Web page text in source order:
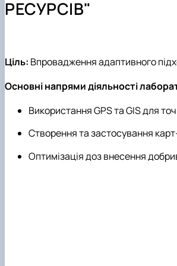
РЕСУРСІВ"
Ціль: Впровадження адаптивного
Основні напрями діяльності
Використання GPS та GIS для
Створення та застосування
Оптимізація доз внесення